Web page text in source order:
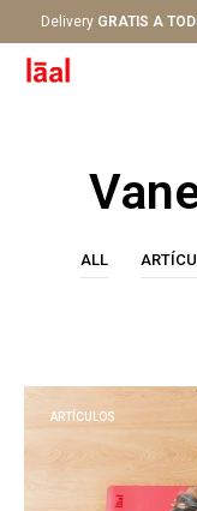
Delivery GRATIS A
ALL
ARTÍCULOS